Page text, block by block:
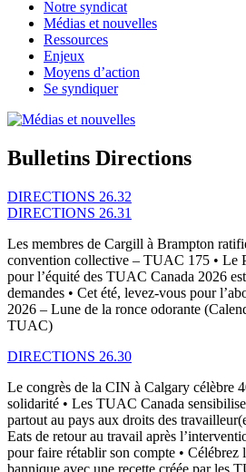
Notre syndicat
Médias et nouvelles
Ressources
Enjeux
Moyens d’action
Se syndiquer
Bulletins Directions
DIRECTIONS 26.32
DIRECTIONS 26.31
Les membres de Cargill à Brampton
convention collective – TUAC 175 • Le
pour l’équité des TUAC Canada 2026
demandes • Cet été, levez-vous pour
2026 – Lune de la ronce odorante
TUAC)
DIRECTIONS 26.30
Le congrès de la CIN à Calgary célèbre
solidarité • Les TUAC Canada
partout au pays aux droits des
Eats de retour au travail après
pour faire rétablir son compte • Célébrez
bannique avec une recette créée par les